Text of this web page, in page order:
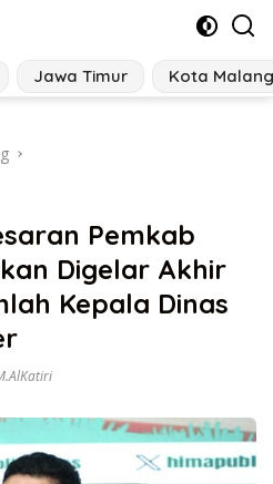
Jawa Timur Kota Malang
Pemkab
Digelar Akhir
Kepala Dinas